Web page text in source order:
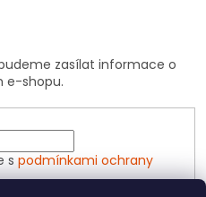
zasílat informace o
e-shopu.
s podmínkami ochrany